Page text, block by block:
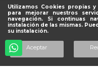
Utilizamos Cookies propias
para mejorar nuestros
navegación. Si continuas
instalación de las mismas.
su instalación.
Aceptar
NEWSLETTER